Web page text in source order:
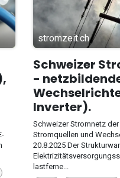
stromzeit.ch
Schweizer
-
Inverter).
Schweizer Stromnetz
Stromquellen und
20.8.2025 Der
lastferne...